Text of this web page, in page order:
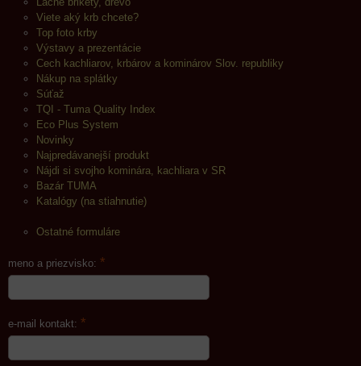
Viete aký krb chcete?
Top foto krby
Výstavy a prezentácie
Cech kachliarov, krbárov a kominárov Slov. republiky
Nákup na splátky
Súťaž
TQI - Tuma Quality Index
Eco Plus System
Novinky
Najpredávanejší produkt
Nájdi si svojho kominára, kachliara v SR
Bazár TUMA
Katalógy (na stiahnutie)
Ostatné formuláre
meno a priezvisko: *
e-mail kontakt: *